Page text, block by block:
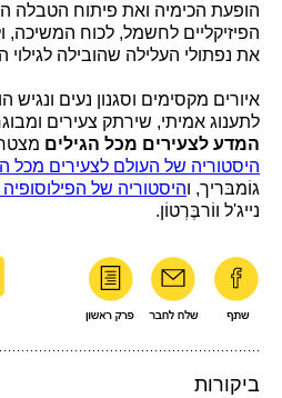
הופעת הכימיה ואת פיתוח הטבלה
הפיזיקליים לחשמל, לכוח המשיכה,
את נפתולי העלילה שהובילה לגילוי
איורים מקסימים וסגנון נעים
לתענוג אמיתי, שירתק צעירים
המדע לצעירים מכל הגילים
היסטוריה של העולם לצעירים מכל
גוֹמבּריך, והיסטוריה של הפילוסופיה
נייג'ל ווֹרבֶּרְטוֹן.
ביקורות